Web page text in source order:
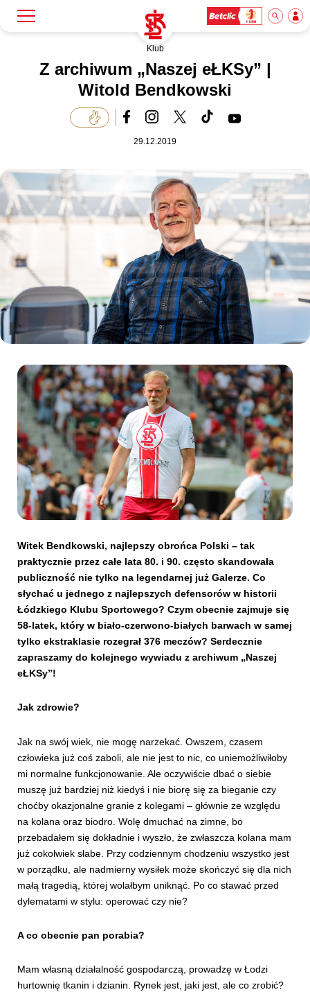
Klub
Akademia
Biznes
Dla mediów
Kibice
SKLEP KUP BILET
Klub
Z archiwum „Naszej eŁKSy” |
Witold Bendkowski
29.12.2019
Witek Bendkowski, najlepszy obrońca Polski – tak
praktycznie przez całe lata 80. i 90. często skandowała
publiczność nie tylko na legendarnej już Galerze. Co
słychać u jednego z najlepszych defensorów w historii
Łódzkiego Klubu Sportowego? Czym obecnie zajmuje się
58-latek, który w biało-czerwono-białych barwach w samej
tylko ekstraklasie rozegrał 376 meczów? Serdecznie
zapraszamy do kolejnego wywiadu z archiwum „Naszej
eŁKSy”!
Jak zdrowie?
Jak na swój wiek, nie mogę narzekać. Owszem, czasem
człowieka już coś zaboli, ale nie jest to nic, co uniemożliwiłoby
mi normalne funkcjonowanie. Ale oczywiście dbać o siebie
muszę już bardziej niż kiedyś i nie biorę się za bieganie czy
choćby okazjonalne granie z kolegami – głównie ze względu
na kolana oraz biodro. Wolę dmuchać na zimne, bo
przebadałem się dokładnie i wyszło, że zwłaszcza kolana mam
już cokolwiek słabe. Przy codziennym chodzeniu wszystko jest
w porządku, ale nadmierny wysiłek może skończyć się dla nich
małą tragedią, której wolałbym uniknąć. Po co stawać przed
dylematami w stylu: operować czy nie?
A co obecnie pan porabia?
Mam własną działalność gospodarczą, prowadzę w Łodzi
hurtownię tkanin i dzianin. Rynek jest, jaki jest, ale co zrobić?